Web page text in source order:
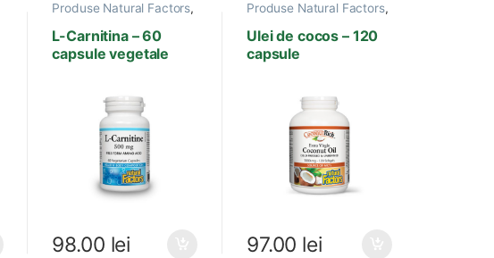
Produse Natural Factors,
Aminoacizi,Antioxidanti
Boli Cardiovasculare
Imunitate ,Sistem
L-Carnitina – 60
capsule vegetale
98.00 lei
Produse Natural Factors,
Antibacterian,
Antiparazitar,Boli Sistem
Nervos,Cosmetice
Ulei de cocos – 120
capsule
97.00 lei